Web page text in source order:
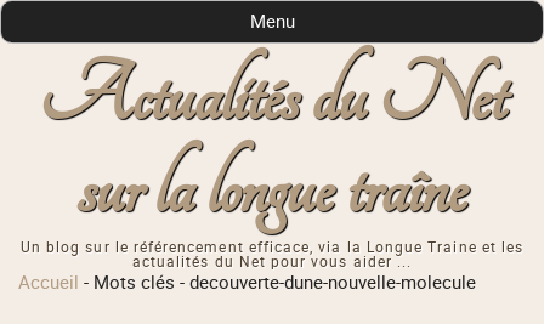
Actualités du Net
sur la longue traîne
Un blog sur le référencement efficace, via la Longue Traine et les
actualités du Net pour vous aider ...
Menu
Accueil - Mots clés -decouverte-dune-nouvelle-molecule